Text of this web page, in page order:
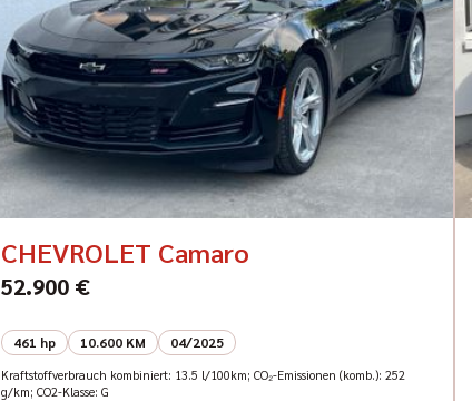
CHEVROLET Camaro
52.900 €
461 hp 10.600 KM 04/2025
Kraftstoffverbrauch kombiniert: 13.5 l/100km; CO₂-Emissionen (komb.): 252
g/km; CO2-Klasse: G